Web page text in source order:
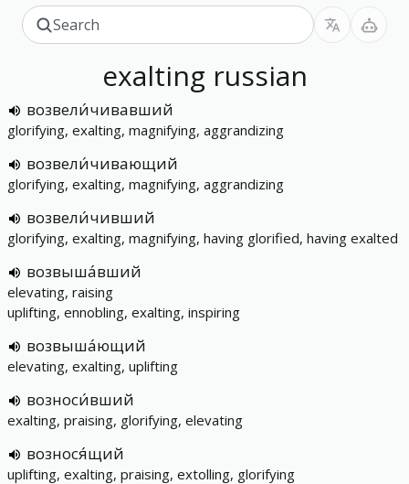
exalting russian
возвели́чивавший
glorifying, exalting, magnifying, aggrandizing
возвели́чивающий
glorifying, exalting, magnifying, aggrandizing
возвели́чивший
glorifying, exalting, magnifying, having glorified, having exalted
возвыша́вший
elevating, raising
uplifting, ennobling, exalting, inspiring
возвыша́ющий
elevating, exalting, uplifting
возноси́вший
exalting, praising, glorifying, elevating
вознося́щий
uplifting, exalting, praising, extolling, glorifying